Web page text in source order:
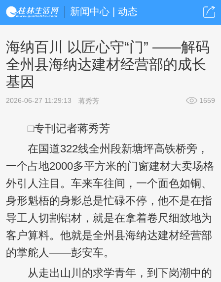
新闻中心 | 动态
海纳百川 以匠心守“门” ——解码
全州县海纳达建材经营部的成长
基因
2026-06-27 11:29:13 蒋秀芳 1659
□专刊记者蒋秀芳
在国道322线全州段新塘坪高铁桥旁，
一个占地2000多平方米的门窗建材大卖场格
外引人注目。车来车往间，一个面色如铜、
身形魁梧的身影总是忙碌不停，他不是在指
导工人切割铝材，就是在拿着卷尺细致地为
客户算料。他就是全州县海纳达建材经营部
的掌舵人——彭安车。
从走出山川的求学青年，到下岗潮中的